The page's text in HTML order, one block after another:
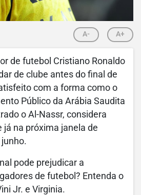
A- A+
de futebol Cristiano Ronaldo
de clube antes do final de
com a forma como o
Público da Arábia Saudita
o Al-Nassr, considera
já na próxima janela de
pode prejudicar a
de futebol? Entenda o
Jr. e Virginia.